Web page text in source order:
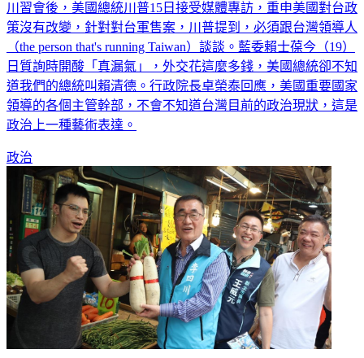
川習會後，美國總統川普15日接受媒體專訪，重申美國對台政
策沒有改變，針對對台軍售案，川普提到，必須跟台灣領導人
（the person that's running Taiwan）談談。藍委賴士葆今（19）
日質詢時開酸「真漏氣」，外交花這麼多錢，美國總統卻不知
道我們的總統叫賴清德。行政院長卓榮泰回應，美國重要國家
領導的各個主管幹部，不會不知道台灣目前的政治現狀，這是
政治上一種藝術表達。
政治